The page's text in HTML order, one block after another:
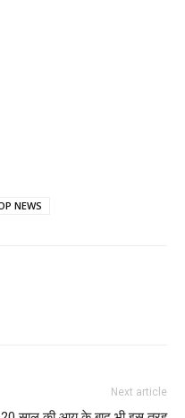
NEWS
Next article